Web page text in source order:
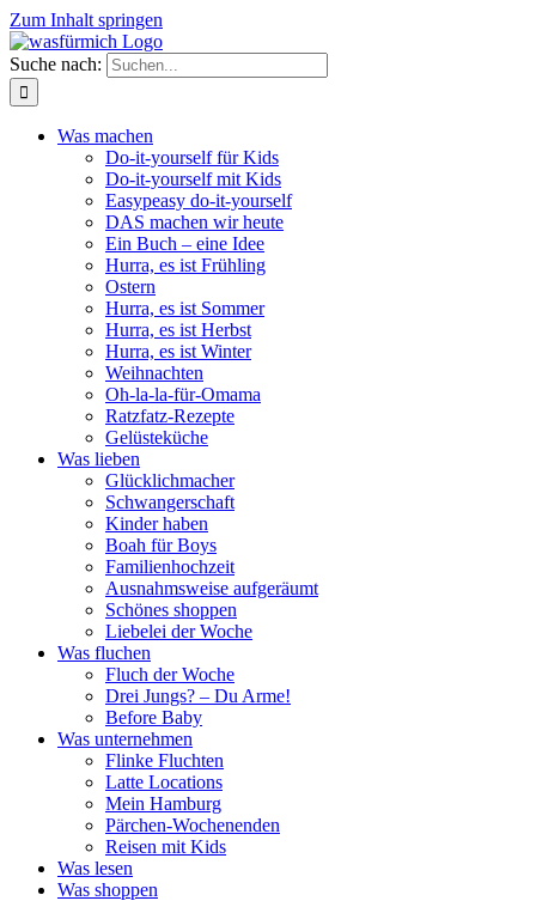
Zum Inhalt springen
Suche nach:
Was machen
Do-it-yourself für Kids
Do-it-yourself mit Kids
Easypeasy do-it-yourself
DAS machen wir heute
Ein Buch – eine Idee
Hurra, es ist Frühling
Ostern
Hurra, es ist Sommer
Hurra, es ist Herbst
Hurra, es ist Winter
Weihnachten
Oh-la-la-für-Omama
Ratzfatz-Rezepte
Gelüsteküche
Was lieben
Glücklichmacher
Schwangerschaft
Kinder haben
Boah für Boys
Familienhochzeit
Ausnahmsweise aufgeräumt
Schönes shoppen
Liebelei der Woche
Was fluchen
Fluch der Woche
Drei Jungs? – Du Arme!
Before Baby
Was unternehmen
Flinke Fluchten
Latte Locations
Mein Hamburg
Pärchen-Wochenenden
Reisen mit Kids
Was lesen
Was shoppen